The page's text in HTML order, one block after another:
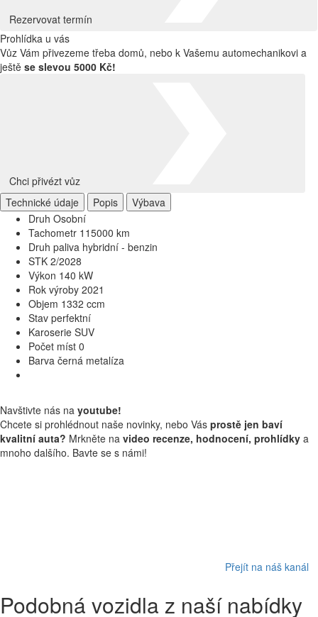
Rezervovat termín
Prohlídka u vás
Vůz Vám přivezeme třeba domů, nebo k Vašemu automechanikovi a
ještě se slevou 5000 Kč!
Chci přivézt vůz
Technické údaje
Popis
Výbava
Druh Osobní
Tachometr 115000 km
Druh paliva hybridní - benzin
STK 2/2028
Výkon 140 kW
Rok výroby 2021
Objem 1332 ccm
Stav perfektní
Karoserie SUV
Počet míst 0
Barva černá metalíza
Navštivte nás na youtube!
Chcete si prohlédnout naše novinky, nebo Vás prostě jen baví
kvalitní auta? Mrkněte na video recenze, hodnocení, prohlídky a
mnoho dalšího. Bavte se s námi!
Přejít na náš kanál
Podobná vozidla z naší nabídky